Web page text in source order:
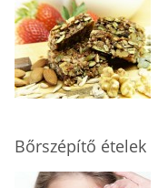
Bőrszépítő ételek